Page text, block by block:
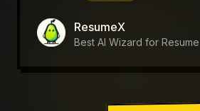
ResumeX
Best AI Wizard for Resume